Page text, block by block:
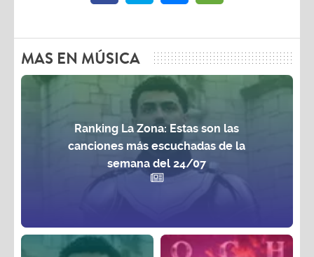
MAS EN MÚSICA
Ranking La Zona: Estas son las
canciones más escuchadas de la
semana del 24/07